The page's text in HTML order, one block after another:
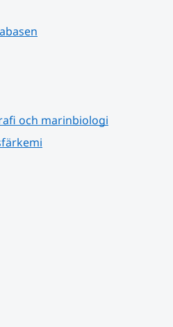
och marinbiologi